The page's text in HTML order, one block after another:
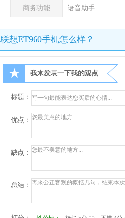
商务功能 语音助手
联想ET960手机怎么样？
★ 我来发表一下我的观点
标题：
优点：
缺点：
总结：